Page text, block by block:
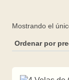
Mostrando el